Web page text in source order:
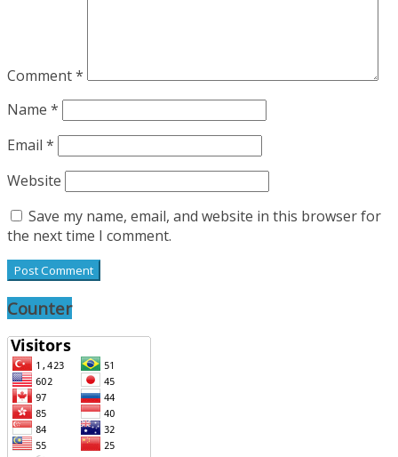
Comment*
Name *
Email *
Website
Save my name, email, and website in this browser for
the next time I comment.
Counter